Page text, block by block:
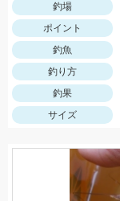
釣場
ポイント
釣魚
釣り方
釣果
サイズ